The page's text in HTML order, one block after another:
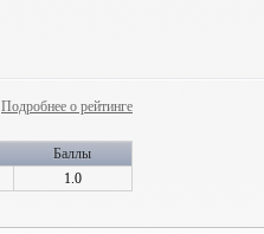
Подробнее о рейтинге
Баллы
1.0